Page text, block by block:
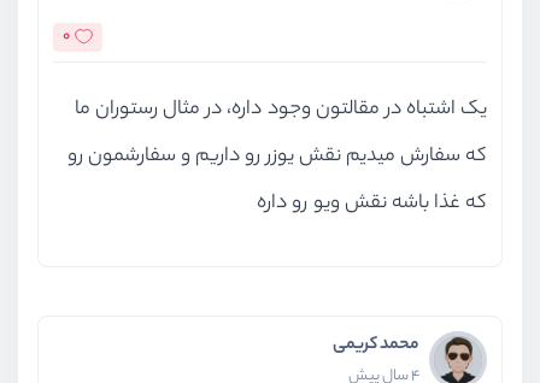
0
یک اشتباه در مقالتون وجود داره، در مثال رستوران ما
که سفارش میدیم نقش یوزر رو داریم و سفارشمون رو
که غذا باشه نقش ویو رو داره
محمد کریمی
4 سال پیش